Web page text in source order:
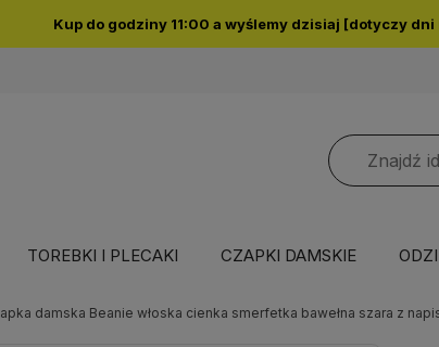
Kup do godziny 11:00 a wyślemy dzisiaj [dotyczy
TOREBKI I PLECAKI CZAPKI DAMSKIE
damska Beanie włoska cienka smerfetka bawełna szara z